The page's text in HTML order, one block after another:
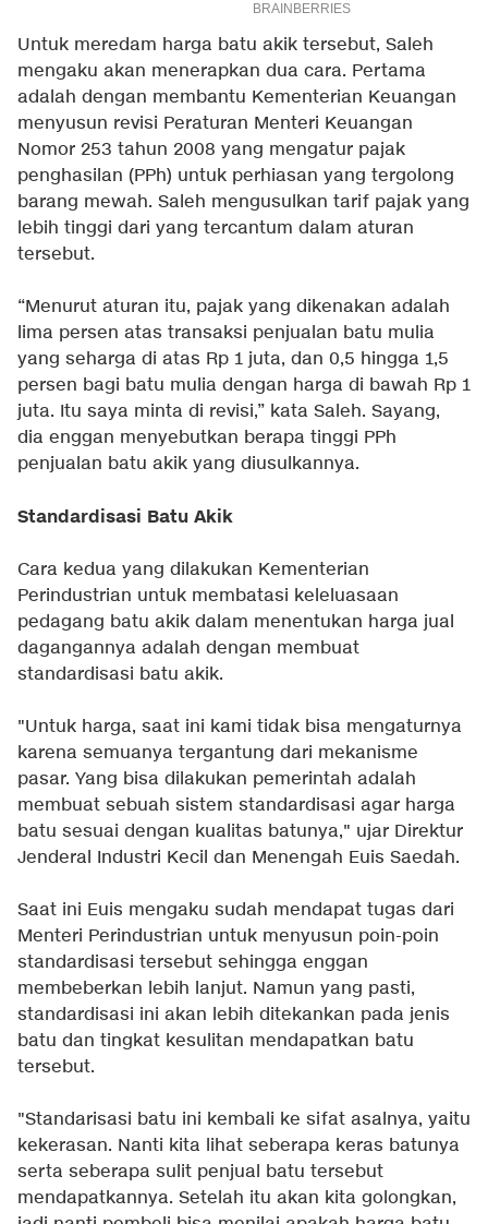
Untuk meredam harga batu akik tersebut, Saleh
mengaku akan menerapkan dua cara. Pertama
adalah dengan membantu Kementerian Keuangan
menyusun revisi Peraturan Menteri Keuangan
Nomor 253 tahun 2008 yang mengatur pajak
penghasilan (PPh) untuk perhiasan yang tergolong
barang mewah. Saleh mengusulkan tarif pajak yang
lebih tinggi dari yang tercantum dalam aturan
tersebut.
“Menurut aturan itu, pajak yang dikenakan adalah
lima persen atas transaksi penjualan batu mulia
yang seharga di atas Rp 1 juta, dan 0,5 hingga 1,5
persen bagi batu mulia dengan harga di bawah Rp 1
juta. Itu saya minta di revisi,” kata Saleh. Sayang,
dia enggan menyebutkan berapa tinggi PPh
penjualan batu akik yang diusulkannya.
Standardisasi Batu Akik
Cara kedua yang dilakukan Kementerian
Perindustrian untuk membatasi keleluasaan
pedagang batu akik dalam menentukan harga jual
dagangannya adalah dengan membuat
standardisasi batu akik.
"Untuk harga, saat ini kami tidak bisa mengaturnya
karena semuanya tergantung dari mekanisme
pasar. Yang bisa dilakukan pemerintah adalah
membuat sebuah sistem standardisasi agar harga
batu sesuai dengan kualitas batunya," ujar Direktur
Jenderal Industri Kecil dan Menengah Euis Saedah.
Saat ini Euis mengaku sudah mendapat tugas dari
Menteri Perindustrian untuk menyusun poin-poin
standardisasi tersebut sehingga enggan
membeberkan lebih lanjut. Namun yang pasti,
standardisasi ini akan lebih ditekankan pada jenis
batu dan tingkat kesulitan mendapatkan batu
tersebut.
"Standarisasi batu ini kembali ke sifat asalnya, yaitu
kekerasan. Nanti kita lihat seberapa keras batunya
serta seberapa sulit penjual batu tersebut
mendapatkannya. Setelah itu akan kita golongkan,